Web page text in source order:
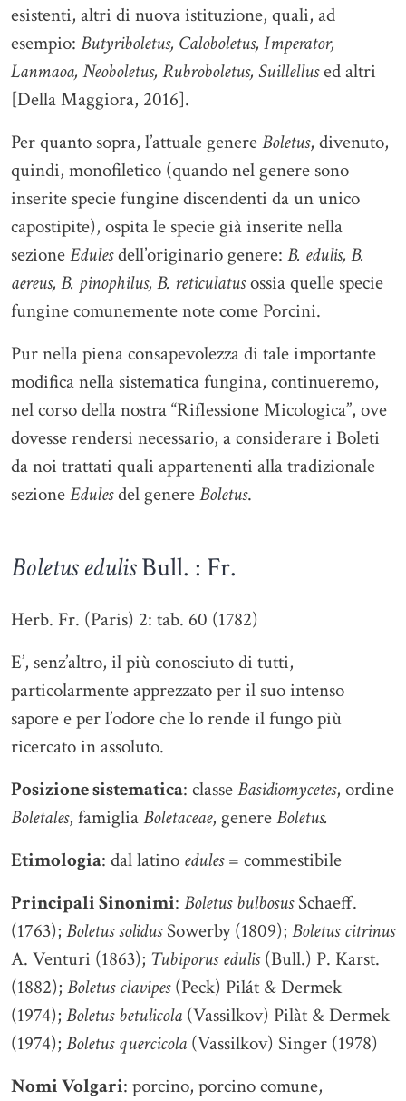
esistenti, altri di nuova istituzione, quali, ad
esempio: Butyriboletus, Caloboletus, Imperator,
Lanmaoa, Neoboletus, Rubroboletus, Suillellused altri
[Della Maggiora, 2016].
Per quanto sopra, l’attuale genereBoletus, divenuto,
quindi, monofiletico (quando nel genere sono
inserite specie fungine discendenti da un unico
capostipite), ospita le specie già inserite nella
sezioneEdulesdell’originario genere: B. edulis, B.
aereus, B. pinophilus, B. reticulatusossia quelle specie
fungine comunemente note come Porcini.
Pur nella piena consapevolezza di tale importante
modifica nella sistematica fungina, continueremo,
nel corso della nostra “Riflessione Micologica”, ove
dovesse rendersi necessario, a considerare i Boleti
da noi trattati quali appartenenti alla tradizionale
sezioneEdulesdel genereBoletus.
Boletus edulisBull. : Fr.
Herb. Fr. (Paris) 2: tab. 60 (1782)
E’, senz’altro, il più conosciuto di tutti,
particolarmente apprezzato per il suo intenso
sapore e per l’odore che lo rende il fungo più
ricercato in assoluto.
Posizione sistematica: classeBasidiomycetes, ordine
Boletales, famigliaBoletaceae, genereBoletus.
Etimologia: dal latino edules= commestibile
Principali Sinonimi: Boletus bulbosusSchaeff.
(1763); Boletus solidusSowerby (1809); Boletus citrinus
A. Venturi (1863); Tubiporus edulis(Bull.) P. Karst.
(1882); Boletus clavipes(Peck) Pilát & Dermek
(1974); Boletus betulicola (Vassilkov) Pilàt & Dermek
(1974); Boletus quercicola (Vassilkov) Singer (1978)
Nomi Volgari: porcino, porcino comune,